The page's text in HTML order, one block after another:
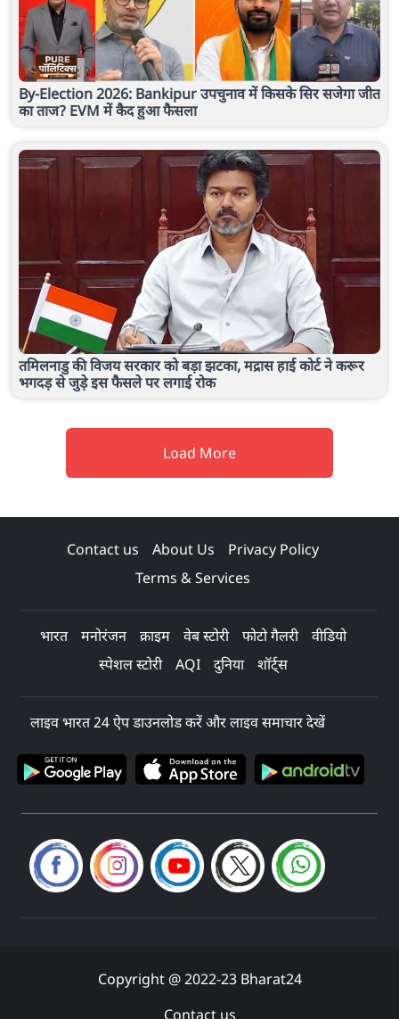
By-Election 2026: Bankipur उपचुनाव में किसके सिर सजेगा जीत
का ताज? EVM में कैद हुआ फैसला
तमिलनाडु की विजय सरकार को बड़ा झटका, मद्रास हाई कोर्ट ने करूर
भगदड़ से जुड़े इस फैसले पर लगाई रोक
Load More
Contact us About Us
Privacy Policy
Terms & Services
भारत मनोरंजन क्राइम वेब स्टोरी फोटो गैलरी
वीडियो
स्पेशल स्टोरी
AQI दुनिया शॉर्ट्स
लाइव भारत 24 ऐप डाउनलोड करें और लाइव समाचार देखें
Copyright @ 2022-23 Bharat24
Contact us